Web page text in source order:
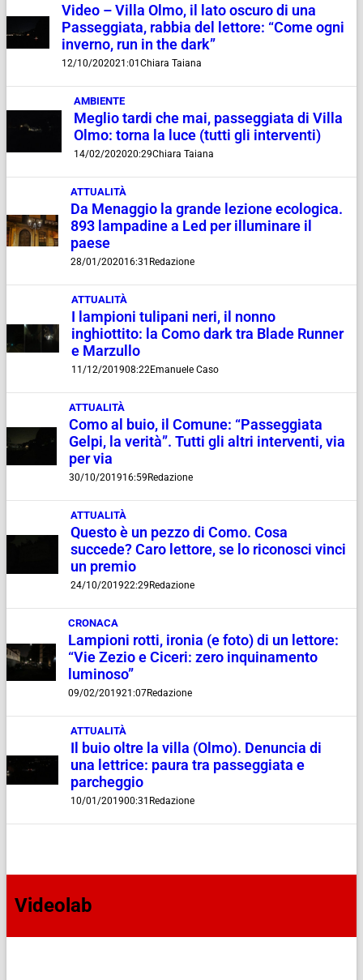
Video – Villa Olmo, il lato oscuro di una
Passeggiata, rabbia del lettore: “Come ogni
inverno, run in the dark”
12/10/202021:01Chiara Taiana
AMBIENTE
Meglio tardi che mai, passeggiata di Villa
Olmo: torna la luce (tutti gli interventi)
14/02/202020:29Chiara Taiana
ATTUALITÀ
Da Menaggio la grande lezione ecologica.
893 lampadine a Led per illuminare il
paese
28/01/202016:31 Redazione
ATTUALITÀ
I lampioni tulipani neri, il nonno
inghiottito: la Como dark tra Blade Runner
e Marzullo
11/12/201908:22Emanuele Caso
ATTUALITÀ
Como al buio, il Comune: “Passeggiata
Gelpi, la verità”. Tutti gli altri interventi, via
per via
30/10/201916:59Redazione
ATTUALITÀ
Questo è un pezzo di Como. Cosa
succede? Caro lettore, se lo riconosci vinci
un premio
24/10/201922:29Redazione
CRONACA
Lampioni rotti, ironia (e foto) di un lettore:
“Vie Zezio e Ciceri: zero inquinamento
luminoso”
09/02/201921:07Redazione
ATTUALITÀ
Il buio oltre la villa (Olmo). Denuncia di
una lettrice: paura tra passeggiata e
parcheggio
10/01/201900:31 Redazione
Videolab